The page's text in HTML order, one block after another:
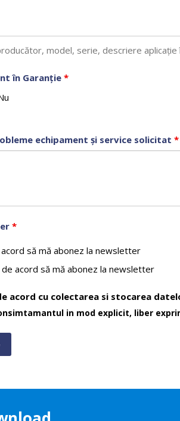
model, serie, descriere
în Garanție *
echipament și service solicitat *
*
să mă abonez la newsletter
de acord să mă abonez la newsletter
acord cu colectarea si stocarea
in mod explicit, liber